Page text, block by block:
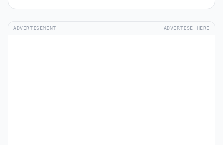
ADVERTISEMENT ADVERTISE HERE